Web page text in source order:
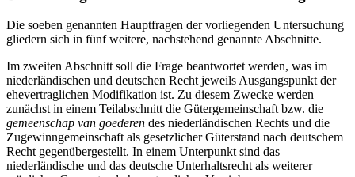
Die soeben genannten Hauptfragen der vorliegenden Untersuchung
gliedern sich in fünf weitere, nachstehend genannte Abschnitte.
Im zweiten Abschnitt soll die Frage beantwortet werden, was im
niederländischen und deutschen Recht jeweils Ausgangspunkt der
ehevertraglichen Modifikation ist. Zu diesem Zwecke werden
zunächst in einem Teilabschnitt die Gütergemeinschaft bzw. die
gemeenschap van goederen des niederländischen Rechts und die
Zugewinngemeinschaft als gesetzlicher Güterstand nach deutschem
Recht gegenübergestellt. In einem Unterpunkt sind das
niederländische und das deutsche Unterhaltsrecht als weiterer